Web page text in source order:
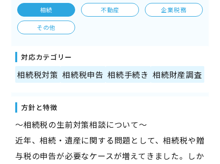
相続 不動産 企業税務
その他
対応カテゴリー
相続税対策 相続税申告 相続手続き 相続財産調査
方針と特徴
〜相続税の生前対策相談について〜
近年、相続・遺産に関する問題として、相続税や贈
与税の申告が必要なケースが増えてきました。しか